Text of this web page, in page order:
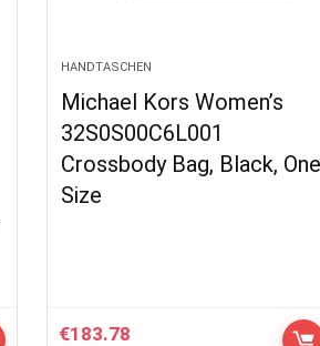
HANDTASCHEN
Michael Kors Women’s
32S0S00C6L001
Crossbody Bag, Black,
Size
€183.78